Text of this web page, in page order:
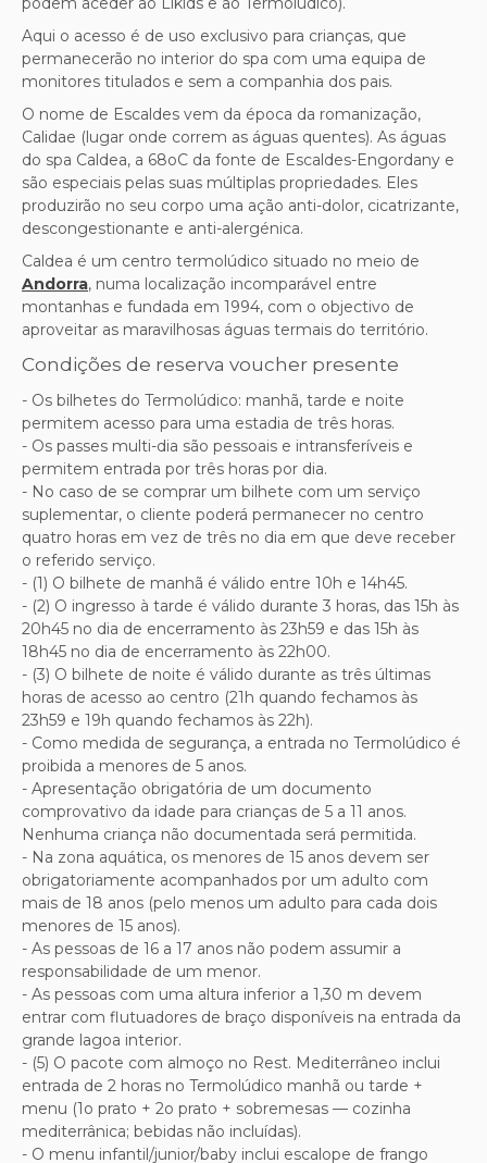
Aqui o acesso é de uso exclusivo para crianças, que
permanecerão no interior do spa com uma equipa de
monitores titulados e sem a companhia dos pais.
O nome de Escaldes vem da época da romanização,
Calidae (lugar onde correm as águas quentes). As águas
do spa Caldea, a 68oC da fonte de Escaldes-Engordany e
são especiais pelas suas múltiplas propriedades. Eles
produzirão no seu corpo uma ação anti-dolor, cicatrizante,
descongestionante e anti-alergénica.
Caldea é um centro termolúdico situado no meio de
Andorra, numa localização incomparável entre
montanhas e fundada em 1994, com o objectivo de
aproveitar as maravilhosas águas termais do território.
Condições de reserva voucher presente
- Os bilhetes do Termolúdico: manhã, tarde e noite
permitem acesso para uma estadia de três horas.
- Os passes multi-dia são pessoais e intransferíveis e
permitem entrada por três horas por dia.
- No caso de se comprar um bilhete com um serviço
suplementar, o cliente poderá permanecer no centro
quatro horas em vez de três no dia em que deve receber
o referido serviço.
- (1) O bilhete de manhã é válido entre 10h e 14h45.
- (2) O ingresso à tarde é válido durante 3 horas, das 15h às
20h45 no dia de encerramento às 23h59 e das 15h às
18h45 no dia de encerramento às 22h00.
- (3) O bilhete de noite é válido durante as três últimas
horas de acesso ao centro (21h quando fechamos às
23h59 e 19h quando fechamos às 22h).
- Como medida de segurança, a entrada no Termolúdico é
proibida a menores de 5 anos.
- Apresentação obrigatória de um documento
comprovativo da idade para crianças de 5 a 11 anos.
Nenhuma criança não documentada será permitida.
- Na zona aquática, os menores de 15 anos devem ser
obrigatoriamente acompanhados por um adulto com
mais de 18 anos (pelo menos um adulto para cada dois
menores de 15 anos).
- As pessoas de 16 a 17 anos não podem assumir a
responsabilidade de um menor.
- As pessoas com uma altura inferior a 1,30 m devem
entrar com flutuadores de braço disponíveis na entrada da
grande lagoa interior.
- (5) O pacote com almoço no Rest. Mediterrâneo inclui
entrada de 2 horas no Termolúdico manhã ou tarde +
menu (1o prato + 2o prato + sobremesas — cozinha
mediterrânica; bebidas não incluídas).
- O menu infantil/junior/baby inclui escalope de frango